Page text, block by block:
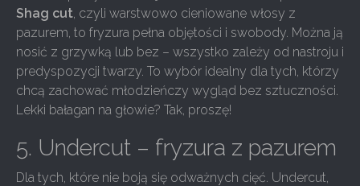
Shag cut, czyli warstwowo cieniowane włosy z
pazurem, to fryzura pełna objętości i swobody. Można ją
nosić z grzywką lub bez – wszystko zależy od nastroju i
predyspozycji twarzy. To wybór idealny dla tych, którzy
chcą zachować młodzieńczy wygląd bez sztuczności.
Lekki bałagan na głowie? Tak, proszę!
5. Undercut – fryzura z pazurem
Dla tych, które nie boją się odważnych cięć. Undercut,